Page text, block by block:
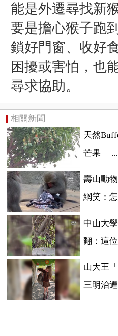
能是外遷尋找新
要是擔心猴子跑
鎖好門窗、收好
困擾或害怕，也
尋求協助。
相關新聞
天然
芒果 「...
壽山動
網笑：
中山大
翻：這
山大王
三明治